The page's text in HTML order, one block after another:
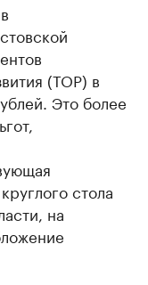
(ТОР) в
Это более
стола
на